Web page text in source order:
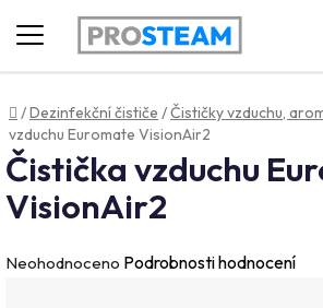
Domů
/Dezinfekční čističe /Čističky vzduchu,
vzduchu Euromate VisionAir2
Čistička vzduchu
VisionAir2
Průměrné
Neohodnoceno Podrobnosti hodnocení